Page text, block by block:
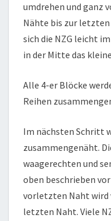
umdrehen und ganz
Nähte bis zur
sich die NZG leicht
in der Mitte das
Alle 4-er Blöcke
Reihen
Im nächsten Schritt
zusammengenäht.
waagerechten und
oben beschrieben
vorletzten Naht
letzten Naht. Viele